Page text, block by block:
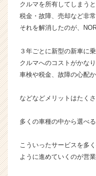
ャ
ー・
成
企
業
か
カ
ト
届
く
クルマを所有してしまう
税金・故障、売却など非
それを解消したのが、
３年ごとに新型の新車に乗
クルマへのコストがかな
車検や税金、故障の心配
などなどメリットはたくさ
多くの車種の中から選べ
こういったサービスを多
ように進めていくのが営